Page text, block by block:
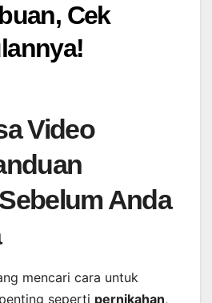
Cek
Video
Anda
mencari cara untuk
seperti pernikahan,